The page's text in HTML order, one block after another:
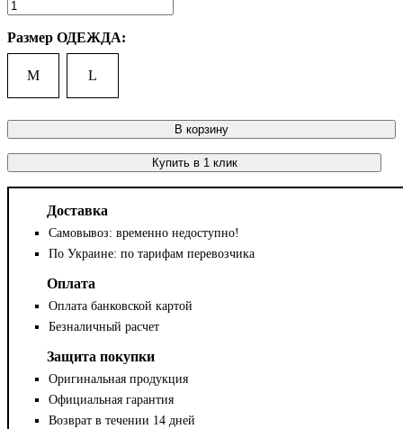
Размер ОДЕЖДА:
M L
В корзину
Купить в 1 клик
Доставка
Самовывоз: временно недоступно!
По Украине: по тарифам перевозчика
Оплата
Оплата банковской картой
Безналичный расчет
Защита покупки
Оригинальная продукция
Официальная гарантия
Возврат в течении 14 дней